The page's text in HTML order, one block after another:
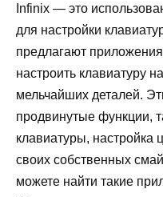
Infinix — это
для настройки
предлагают
настроить клавиатуру
мельчайших деталей.
продвинутые функции,
клавиатуры, настройка
своих собственных
можете найти такие